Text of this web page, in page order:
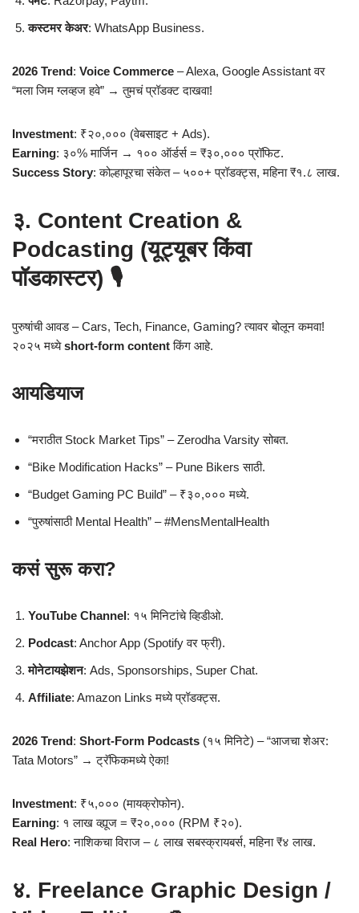
कस्टमर केअर: WhatsApp Business.
2026 Trend: Voice Commerce – Alexa, Google Assistant वर
“मला जिम ग्लव्हज हवे” → तुमचं प्रॉडक्ट दाखवा!
Investment: ₹२०,००० (वेबसाइट + Ads).
Earning: ३०% मार्जिन → १०० ऑर्डर्स = ₹३०,००० प्रॉफिट.
Success Story: कोल्हापूरचा संकेत – ५००+ प्रॉडक्ट्स, महिना ₹१.८ लाख.
३. Content Creation &
Podcasting (यूट्यूबर किंवा
पॉडकास्टर) 🎙️
पुरुषांची आवड – Cars, Tech, Finance, Gaming? त्यावर बोलून कमवा!
२०२५ मध्येshort-form contentकिंग आहे.
आयडियाज
“मराठीत Stock Market Tips” – Zerodha Varsity सोबत.
“Bike Modification Hacks” – Pune Bikers साठी.
“Budget Gaming PC Build” – ₹३०,००० मध्ये.
“पुरुषांसाठी Mental Health” – #MensMentalHealth
कसं सुरू करा?
YouTube Channel: १५ मिनिटांचे व्हिडीओ.
Podcast: Anchor App (Spotify वर फ्री).
मोनेटायझेशन: Ads, Sponsorships, Super Chat.
Affiliate: Amazon Links मध्ये प्रॉडक्ट्स.
2026 Trend: Short-Form Podcasts (१५ मिनिटे) – “आजचा शेअर:
Tata Motors” → ट्रॅफिकमध्ये ऐका!
Investment: ₹५,००० (मायक्रोफोन).
Earning: १ लाख व्ह्यूज = ₹२०,००० (RPM ₹२०).
Real Hero: नाशिकचा विराज – ८ लाख सबस्क्रायबर्स, महिना ₹४ लाख.
४. Freelance Graphic Design /